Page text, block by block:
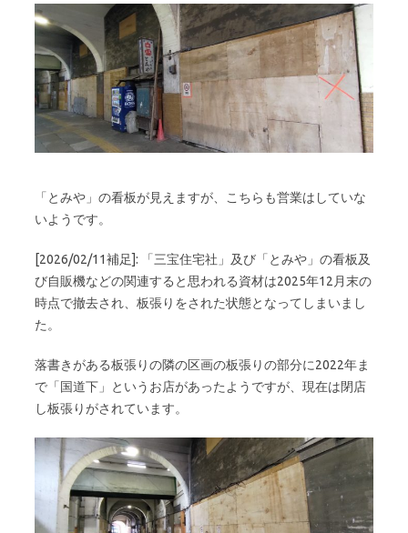
「とみや」の看板が見えますが、こちらも営業はしていな
いようです。
[2026/02/11補足]: 「三宝住宅社」及び「とみや」の看板及
び自販機などの関連すると思われる資材は2025年12月末の
時点で撤去され、板張りをされた状態となってしまいまし
た。
落書きがある板張りの隣の区画の板張りの部分に2022年ま
で「国道下」というお店があったようですが、現在は閉店
し板張りがされています。